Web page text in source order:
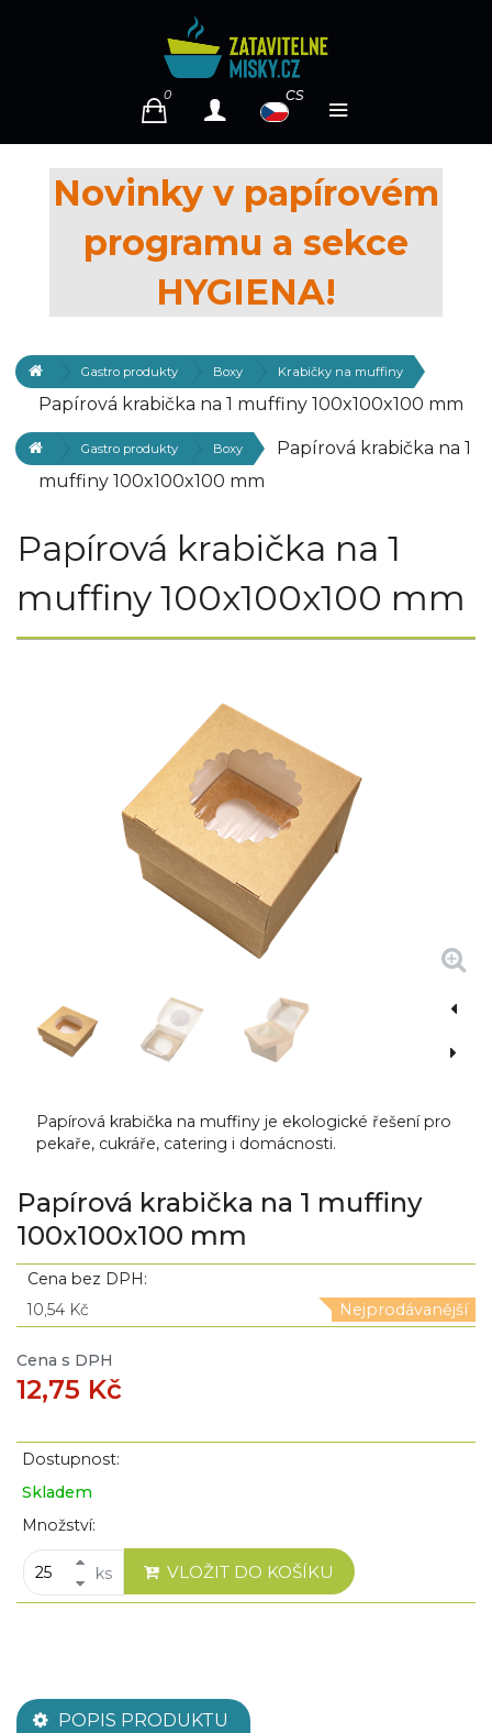
0 cs
Novinky v papírovém
programu a sekce
HYGIENA!
Gastro produkty Boxy Krabičky na muffiny
Papírová krabička na 1 muffiny 100x100x100 mm
Gastro produkty Boxy
Papírová krabička na 1
muffiny 100x100x100 mm
Papírová krabička na 1
muffiny 100x100x100 mm
Papírová krabička na muffiny je ekologické řešení pro
pekaře, cukráře, catering i domácnosti.
Papírová krabička na 1 muffiny
100x100x100 mm
Nejprodávanější
Cena bez DPH:
10,54 Kč
Cena s DPH
12,75 Kč
Dostupnost:
Skladem
Množství:
ks VLOŽIT DO KOŠÍKU
POPIS PRODUKTU